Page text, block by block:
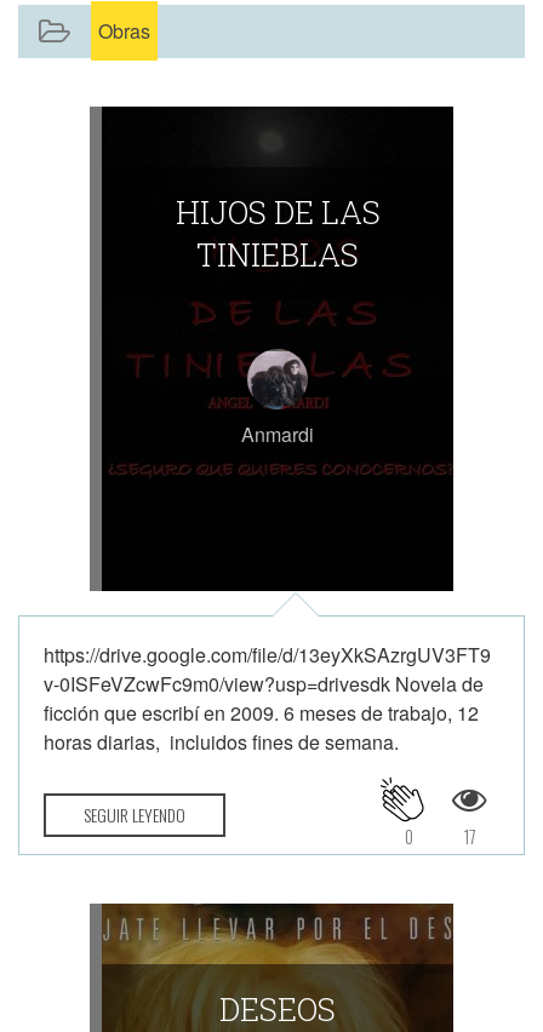
Obras
HIJOS DE LAS
TINIEBLAS
Anmardi
https://drive.google.com/file/d/13eyXkSAzrgUV3FT9
v-0ISFeVZcwFc9m0/view?usp=drivesdk Novela de
ficción que escribí en 2009. 6 meses de trabajo, 12
horas diarias, incluidos fines de semana.
SEGUIR LEYENDO
17
0
DESEOS